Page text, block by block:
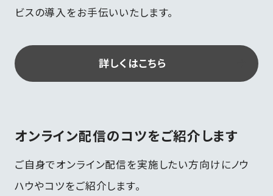
ビスの導入をお手伝いいたします。
詳しくはこちら
オンライン配信のコツをご紹介します
ご自身でオンライン配信を実施したい方向けにノウ
ハウやコツをご紹介します。